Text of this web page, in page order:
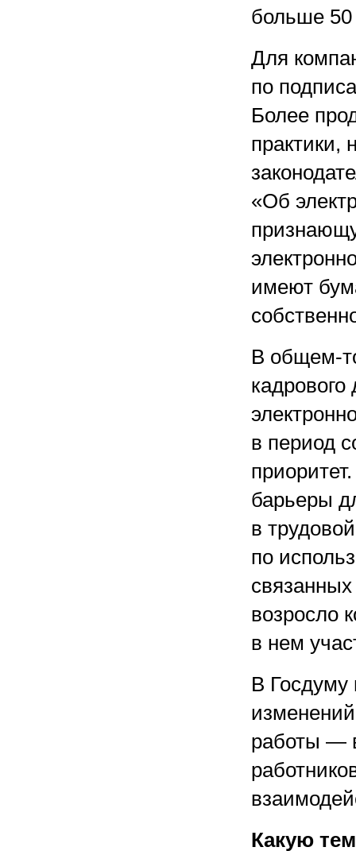
больше 50
Для
по
Более
практики,
«Об
имеют
В общем-
в период
барьеры
в
по
возросло
в нем
В Госдуму
работы —
Какую